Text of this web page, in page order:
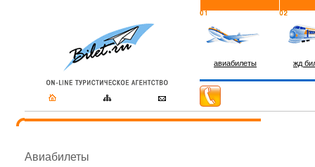
авиабилеты жд
Авиабилеты